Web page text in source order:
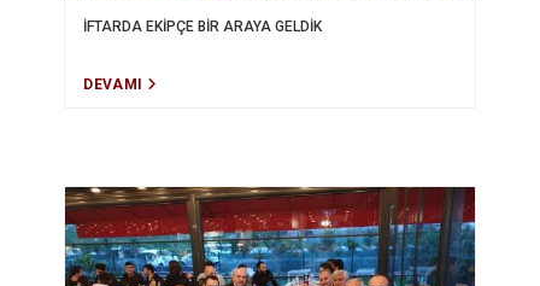
İFTARDA EKİPÇE BİR ARAYA GELDİK
DEVAMI